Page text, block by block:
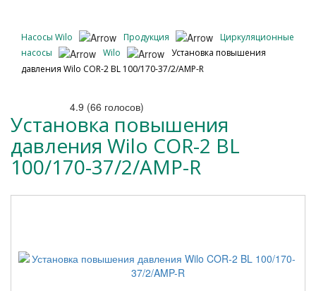
Насосы Wilo Продукция
Циркуляционные
насосы
Wilo
Установка повышения
давления Wilo COR-2 BL 100/170-37/2/AMP-R
4.9 (66 голосов)
Установка повышения
давления Wilo COR-2 BL
100/170-37/2/AMP-R